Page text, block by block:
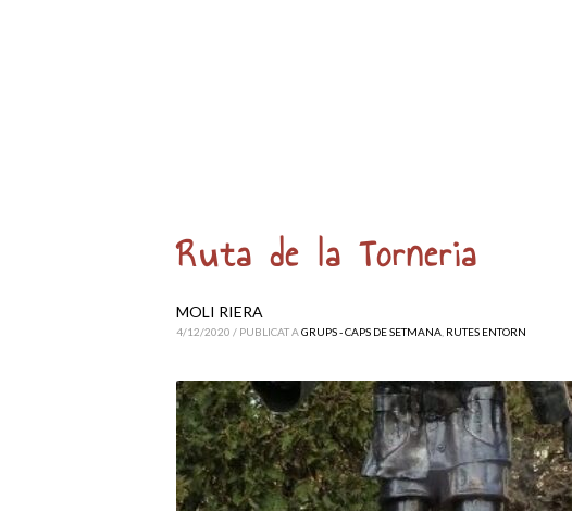
Ruta de la Torneria
MOLI RIERA
4/12/2020 / PUBLICAT A GRUPS - CAPS DE SETMANA RUTES ENTORN